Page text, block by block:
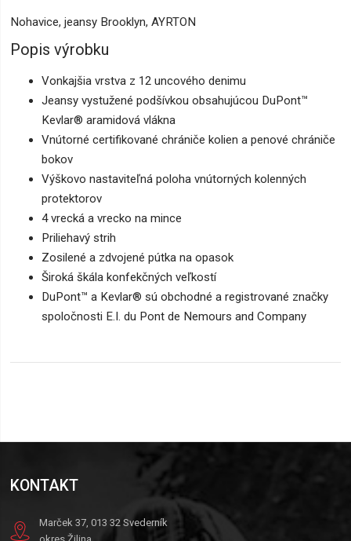
Nohavice, jeansy Brooklyn, AYRTON
Popis výrobku
Vonkajšia vrstva z 12 uncového denimu
Jeansy vystužené podšívkou obsahujúcou DuPont™
Kevlar® aramidová vlákna
Vnútorné certifikované chrániče kolien a penové chrániče
bokov
Výškovo nastaviteľná poloha vnútorných kolenných
protektorov
4 vrecká a vrecko na mince
Priliehavý strih
Zosilené a zdvojené pútka na opasok
Široká škála konfekčných veľkostí
DuPont™ a Kevlar® sú obchodné a registrované značky
spoločnosti E.I. du Pont de Nemours and Company
KONTAKT
Marček 37, 013 32 Svederník